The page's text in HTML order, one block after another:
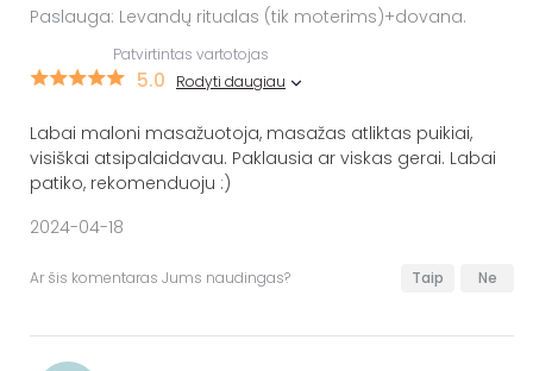
Paslauga: Levandų ritualas (tik moterims)+dovana.
Patvirtintas vartotojas
5.0 Rodyti daugiau
Labai maloni masažuotoja, masažas atliktas puikiai,
visiškai atsipalaidavau. Paklausia ar viskas gerai. Labai
patiko, rekomenduoju :)
2024-04-18
Ar šis komentaras Jums naudingas? Taip Ne